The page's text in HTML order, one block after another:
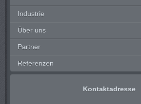
Industrie
Über uns
Partner
Referenzen
Kontaktadresse